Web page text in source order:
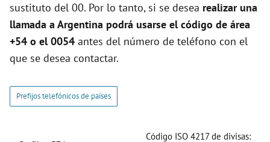
sustituto del 00. Por lo tanto, si se desea realizar una
llamada a Argentina podrá usarse el código de área
+54 o el 0054 antes del número de teléfono con el
que se desea contactar.
Prefijos telefónicos de países
Código ISO 4217 de divisas: